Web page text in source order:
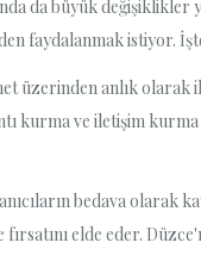
da büyük değişiklikler
faydalanmak istiyor.
üzerinden anlık
kurma ve iletişim
bedava olarak
elde eder.